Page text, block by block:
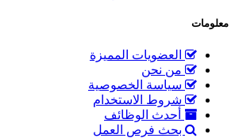
معلومات
العضويات المميزة
من نحن
سياسة الخصوصية
شروط الاستخدام
أحدث الوظائف
بحث فرص العمل